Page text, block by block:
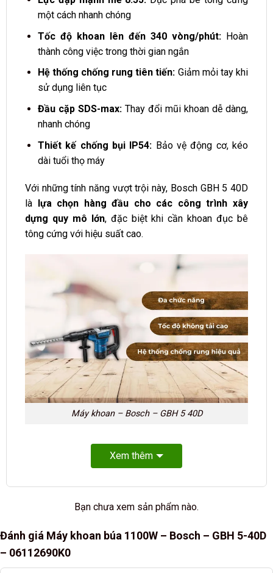
một cách nhanh chóng
Tốc độ khoan lên đến 340 vòng/phút:Hoàn
thành công việc trong thời gian ngắn
Hệ thống chống rung tiên tiến: Giảm mỏi tay khi
sử dụng liên tục
Đầu cặp SDS-max:Thay đổi mũi khoan dễ dàng,
nhanh chóng
Thiết kế chống bụi IP54: Bảo vệ động cơ, kéo
dài tuổi thọ máy
Với những tính năng vượt trội này, Bosch GBH 5 40D
là
lựa chọn hàng đầu cho các công trình xây
dựng quy mô lớn, đặc biệt khi cần khoan đục bê
tông cứng với hiệu suất cao.
Máy khoan – Bosch – GBH 5 40D
Xem thêm
Bạn chưa xem sản phẩm nào.
Đánh giá Máy khoan búa 1100W – Bosch – GBH 5-40D
– 06112690K0